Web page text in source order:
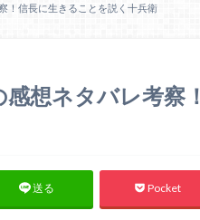
！信長に生きることを説く十兵衛
想ネタバレ考察！
送る Pocket